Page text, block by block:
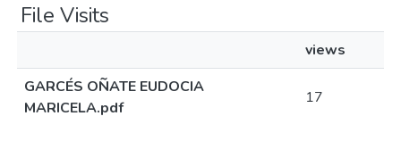
File Visits
views
GARCÉS OÑATE EUDOCIA
MARICELA.pdf
17